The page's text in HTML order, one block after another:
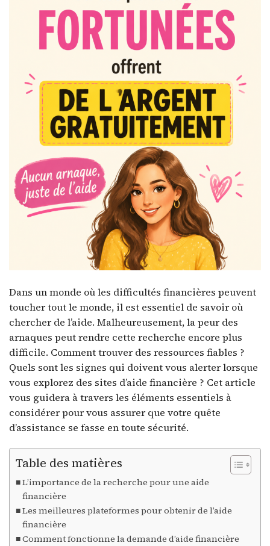
Dans un monde où les difficultés financières peuvent
toucher tout le monde, il est essentiel de savoir où
chercher de l’aide. Malheureusement, la peur des
arnaques peut rendre cette recherche encore plus
difficile. Comment trouver des ressources fiables ?
Quels sont les signes qui doivent vous alerter lorsque
vous explorez des sites d’aide financière ? Cet article
vous guidera à travers les éléments essentiels à
considérer pour vous assurer que votre quête
d’assistance se fasse en toute sécurité.
Table des matières
L’importance de la recherche pour une aide
financière
Les meilleures plateformes pour obtenir de l’aide
financière
Comment fonctionne la demande d’aide financière